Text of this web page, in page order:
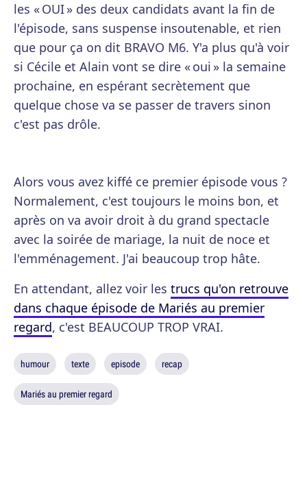
les « OUI » des deux candidats avant la fin de
l'épisode, sans suspense insoutenable, et rien
que pour ça on dit BRAVO M6. Y'a plus qu'à voir
si Cécile et Alain vont se dire « oui » la semaine
prochaine, en espérant secrètement que
quelque chose va se passer de travers sinon
c'est pas drôle.
Alors vous avez kiffé ce premier épisode vous ?
Normalement, c'est toujours le moins bon, et
après on va avoir droit à du grand spectacle
avec la soirée de mariage, la nuit de noce et
l'emménagement. J'ai beaucoup trop hâte.
En attendant, allez voir les trucs qu'on retrouve
dans chaque épisode de Mariés au premier
regard, c'est BEAUCOUP TROP VRAI.
humour texte episode recap
Mariés au premier regard